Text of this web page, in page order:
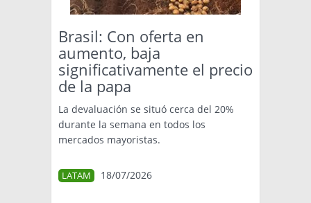
Brasil: Con oferta en
aumento, baja
significativamente el precio
de la papa
La devaluación se situó cerca del 20%
durante la semana en todos los
mercados mayoristas.
LATAM 18/07/2026